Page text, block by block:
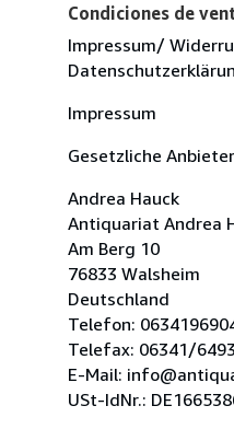
Condiciones de
Impressum/
Impressum
Gesetzliche
Andrea Hauck
Antiquariat Andrea
Am Berg 10
76833 Walsheim
Deutschland
Telefon:
Telefax: 06341/
E-Mail:
USt-IdNr.: